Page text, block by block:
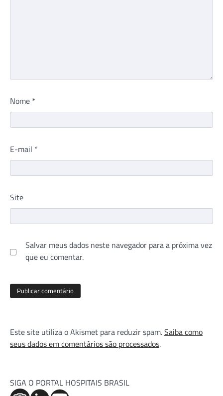
Nome *
E-mail *
Site
Salvar meus dados neste navegador para a próxima vez
que eu comentar.
Este site utiliza o Akismet para reduzir spam.Saiba como
seus dados em comentários são processados.
SIGA O PORTAL HOSPITAIS BRASIL